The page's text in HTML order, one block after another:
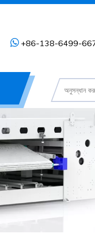
+86-138-6499-